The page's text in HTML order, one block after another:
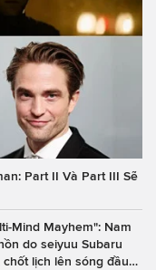
Part II Và Part III Sẽ
Mind Mayhem": Nam
do seiyuu Subaru
chốt lịch lên sóng đầu